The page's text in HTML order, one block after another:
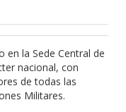
en la Sede Central de
nacional, con
de todas las
Militares.